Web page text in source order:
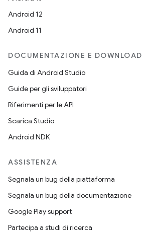
Android 12
Android 11
DOCUMENTAZIONE E DOWNLOAD
Guida di Android Studio
Guide per gli sviluppatori
Riferimenti per le API
Scarica Studio
Android NDK
ASSISTENZA
Segnala un bug della piattaforma
Segnala un bug della documentazione
Google Play support
Partecipa a studi di ricerca